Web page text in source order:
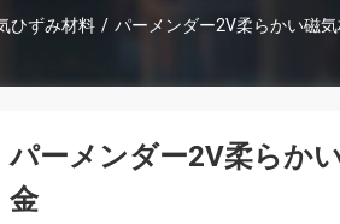
ひずみ材料 / パーメンダー2V柔らかい磁
パーメンダー2V柔らか
金